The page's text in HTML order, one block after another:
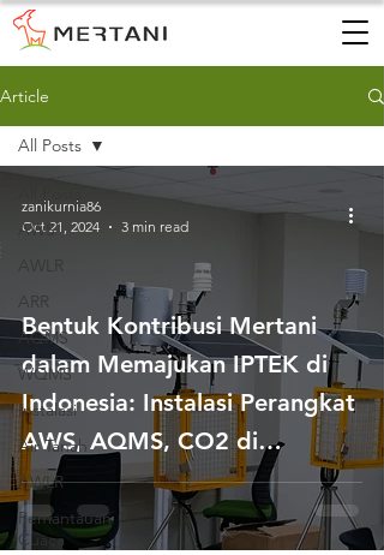
Article
AWS
AWLR
ARR
AQMS
WQMS
Instalasi
Air Tanah
AWLR
Pemantauan
Cuaca
All Posts
Bentuk Kontribusi Mertani
dalam Memajukan IPTEK di
Indonesia: Instalasi Perangkat
AWS, AQMS, CO2 di
Tangerang
zanikurnia86
Oct 21, 2024
3 min read